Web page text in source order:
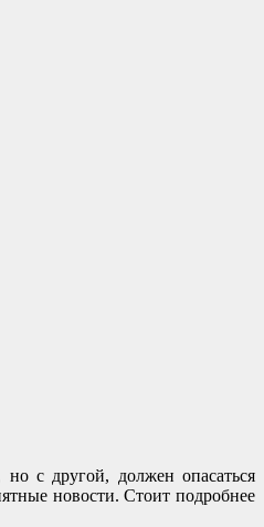
с другой, должен опасаться
новости. Стоит подробнее